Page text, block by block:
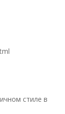
стиле в